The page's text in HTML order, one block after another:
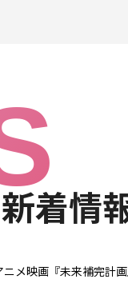
着情
ニメ映画『未来補完